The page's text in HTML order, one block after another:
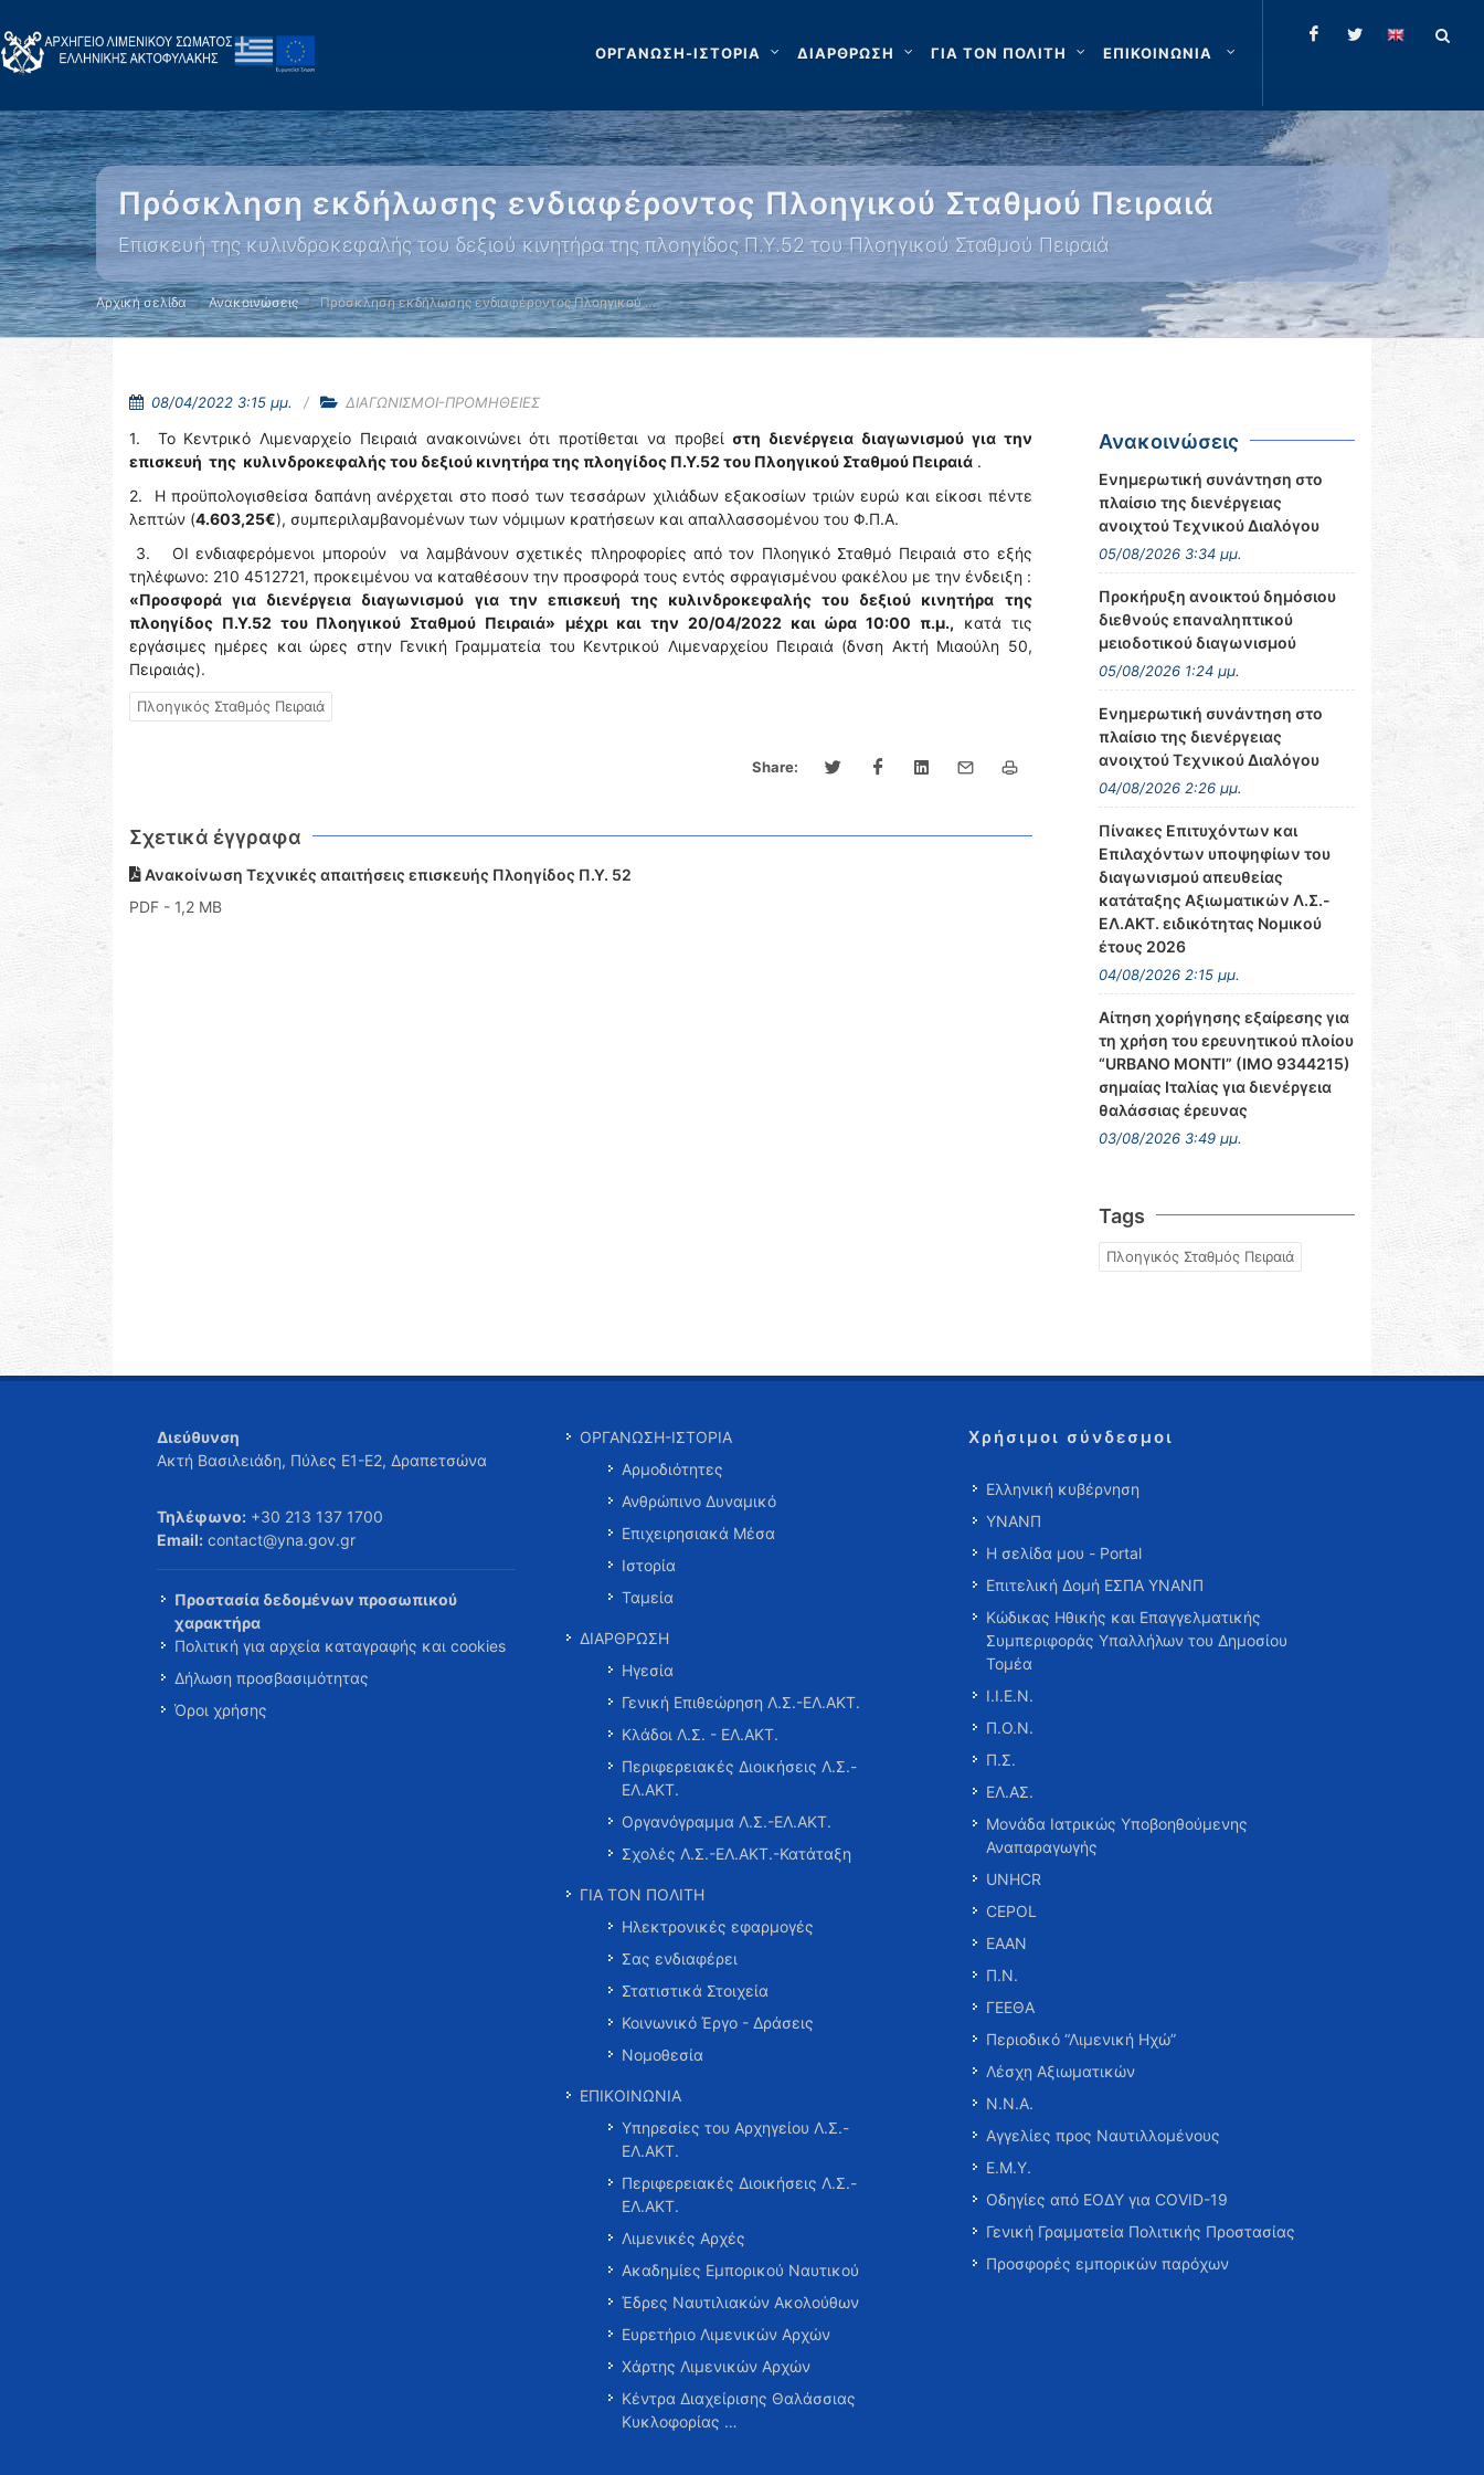
ΟΡΓΑΝΩΣΗ-ΙΣΤΟΡΙΑ ΔΙΑΡΘΡΩΣΗ ΓΙΑ ΤΟΝ ΠΟΛΙΤΗ ΕΠΙΚΟΙΝΩΝΙΑ
Πρόσκληση εκδήλωσης ενδιαφέροντος Πλοηγικού Σταθμού Πειραιά
Επισκευή της κυλινδροκεφαλής του δεξιού κινητήρα της πλοηγίδος Π.Υ.52 του Πλοηγικού Σταθμού Πειραιά
Αρχική σελίδα Ανακοινώσεις Πρόσκληση εκδήλωσης ενδιαφέροντος Πλοηγικού …
08/04/2022 3:15 μμ. ΔΙΑΓΩΝΙΣΜΟΙ-ΠΡΟΜΗΘΕΙΕΣ
1. Το Κεντρικό Λιμεναρχείο Πειραιά ανακοινώνει ότι προτίθεται να προβεί στη διενέργεια διαγωνισμού για την
επισκευή της κυλινδροκεφαλής του δεξιού κινητήρα της πλοηγίδος Π.Υ.52 του Πλοηγικού Σταθμού Πειραιά .
2. Η προϋπολογισθείσα δαπάνη ανέρχεται στο ποσό των τεσσάρων χιλιάδων εξακοσίων τριών ευρώ και είκοσι πέντε
λεπτών (4.603,25€), συμπεριλαμβανομένων των νόμιμων κρατήσεων και απαλλασσομένου του Φ.Π.Α.
3. ΟΙ ενδιαφερόμενοι μπορούν να λαμβάνουν σχετικές πληροφορίες από τον Πλοηγικό Σταθμό Πειραιά στο εξής
τηλέφωνο: 210 4512721, προκειμένου να καταθέσουν την προσφορά τους εντός σφραγισμένου φακέλου με την ένδειξη :
«Προσφορά για διενέργεια διαγωνισμού για την επισκευή της κυλινδροκεφαλής του δεξιού κινητήρα της
πλοηγίδος Π.Υ.52 του Πλοηγικού Σταθμού Πειραιά» μέχρι και την 20/04/2022 και ώρα 10:00 π.μ., κατά τις
εργάσιμες ημέρες και ώρες στην Γενική Γραμματεία του Κεντρικού Λιμεναρχείου Πειραιά (δνση Ακτή Μιαούλη 50,
Πειραιάς).
Πλοηγικός Σταθμός Πειραιά
Share:
Σχετικά έγγραφα
Ανακοίνωση Τεχνικές απαιτήσεις επισκευής Πλοηγίδος Π.Υ. 52
PDF - 1,2 MB
Ανακοινώσεις
Ενημερωτική συνάντηση στο
πλαίσιο της διενέργειας
ανοιχτού Τεχνικού Διαλόγου
05/08/2026 3:34 μμ.
Προκήρυξη ανοικτού δημόσιου
διεθνούς επαναληπτικού
μειοδοτικού διαγωνισμού
05/08/2026 1:24 μμ.
Ενημερωτική συνάντηση στο
πλαίσιο της διενέργειας
ανοιχτού Τεχνικού Διαλόγου
04/08/2026 2:26 μμ.
Πίνακες Επιτυχόντων και
Επιλαχόντων υποψηφίων του
διαγωνισμού απευθείας
κατάταξης Αξιωματικών Λ.Σ.-
ΕΛ.ΑΚΤ. ειδικότητας Νομικού
έτους 2026
04/08/2026 2:15 μμ.
Αίτηση χορήγησης εξαίρεσης για
τη χρήση του ερευνητικού πλοίου
“URBANO MONTI” (IMO 9344215)
σημαίας Ιταλίας για διενέργεια
θαλάσσιας έρευνας
03/08/2026 3:49 μμ.
Tags
Πλοηγικός Σταθμός Πειραιά
Διεύθυνση
Ακτή Βασιλειάδη, Πύλες Ε1-Ε2, Δραπετσώνα
Τηλέφωνο: +30 213 137 1700
Email: contact@yna.gov.gr
Προστασία δεδομένων προσωπικού
χαρακτήρα
Πολιτική για αρχεία καταγραφής και cookies
Δήλωση προσβασιμότητας
Όροι χρήσης
ΟΡΓΑΝΩΣΗ-ΙΣΤΟΡΙΑ
Αρμοδιότητες
Ανθρώπινο Δυναμικό
Επιχειρησιακά Μέσα
Ιστορία
Ταμεία
ΔΙΑΡΘΡΩΣΗ
Ηγεσία
Γενική Επιθεώρηση Λ.Σ.-ΕΛ.ΑΚΤ.
Κλάδοι Λ.Σ. - ΕΛ.ΑΚΤ.
Περιφερειακές Διοικήσεις Λ.Σ.-
ΕΛ.ΑΚΤ.
Οργανόγραμμα Λ.Σ.-ΕΛ.ΑΚΤ.
Σχολές Λ.Σ.-ΕΛ.ΑΚΤ.-Κατάταξη
ΓΙΑ ΤΟΝ ΠΟΛΙΤΗ
Ηλεκτρονικές εφαρμογές
Σας ενδιαφέρει
Στατιστικά Στοιχεία
Κοινωνικό Έργο - Δράσεις
Νομοθεσία
ΕΠΙΚΟΙΝΩΝΙΑ
Υπηρεσίες του Αρχηγείου Λ.Σ.-
ΕΛ.ΑΚΤ.
Περιφερειακές Διοικήσεις Λ.Σ.-
ΕΛ.ΑΚΤ.
Λιμενικές Αρχές
Ακαδημίες Εμπορικού Ναυτικού
Έδρες Ναυτιλιακών Ακολούθων
Ευρετήριο Λιμενικών Αρχών
Χάρτης Λιμενικών Αρχών
Κέντρα Διαχείρισης Θαλάσσιας
Κυκλοφορίας …
Χρήσιμοι σύνδεσμοι
Ελληνική κυβέρνηση
ΥΝΑΝΠ
Η σελίδα μου - Portal
Επιτελική Δομή ΕΣΠΑ ΥΝΑΝΠ
Κώδικας Ηθικής και Επαγγελματικής
Συμπεριφοράς Υπαλλήλων του Δημοσίου
Τομέα
Ι.Ι.Ε.Ν.
Π.Ο.Ν.
Π.Σ.
ΕΛ.ΑΣ.
Μονάδα Ιατρικώς Υποβοηθούμενης
Αναπαραγωγής
UNHCR
CEPOL
ΕΑΑΝ
Π.Ν.
ΓΕΕΘΑ
Περιοδικό “Λιμενική Ηχώ”
Λέσχη Αξιωματικών
Ν.Ν.Α.
Αγγελίες προς Ναυτιλλομένους
Ε.Μ.Υ.
Οδηγίες από ΕΟΔΥ για COVID-19
Γενική Γραμματεία Πολιτικής Προστασίας
Προσφορές εμπορικών παρόχων